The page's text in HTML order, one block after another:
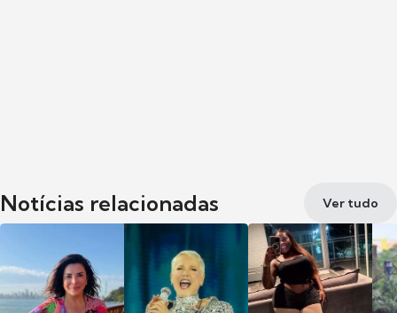
Notícias relacionadas Ver tudo